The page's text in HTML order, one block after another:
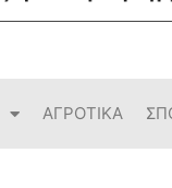
ΑΓΡΟΤΙΚΑ